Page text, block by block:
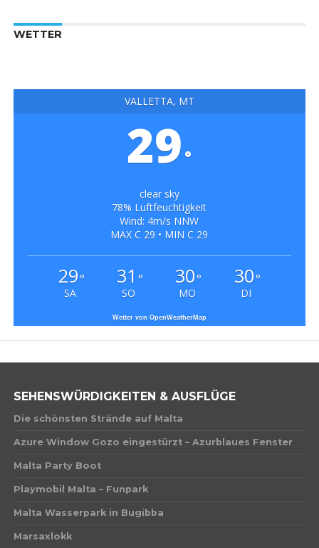
WETTER
VALLETTA, MT
29 °
clear sky
78% Luftfeuchtigkeit
Wind: 4m/s NNW
MAX C 29 • MIN C 29
29°
SA
31 °
SO
30°
MO
30°
DI
Wetter von OpenWeatherMap
SEHENSWÜRDIGKEITEN & AUSFLÜGE
Die schönsten Strände auf Malta
Azure Window Gozo eingestürzt – Azurblaues Fenster
Malta Party Boot
Playmobil Malta – Funpark
Malta Wasserpark in Bugibba
Marsaxlokk